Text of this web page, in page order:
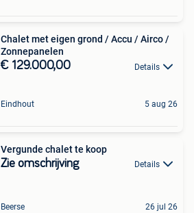
Chalet met eigen grond / Accu / Airco /
Zonnepanelen
€ 129.000,00 Details
Eindhout 5 aug 26
Vergunde chalet te koop
Zie omschrijving Details
Beerse 26 jul 26